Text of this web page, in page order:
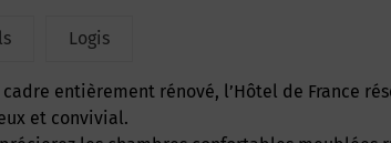
Logis
et convivial.